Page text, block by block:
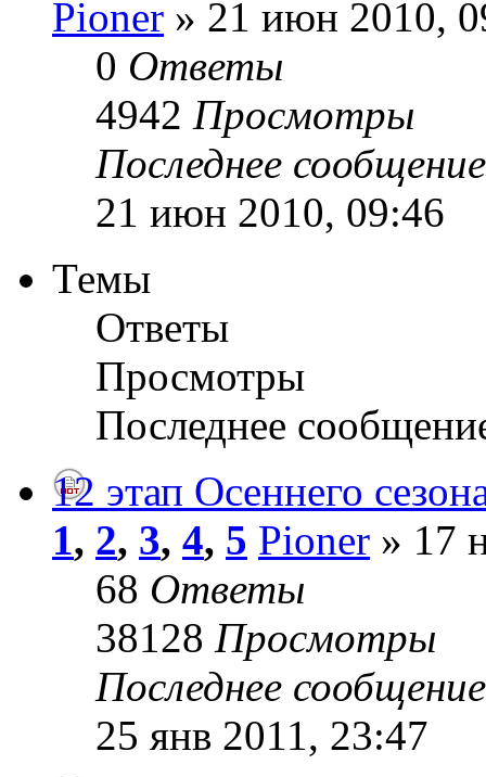
Pioner » 21 июн 2010,
0 Ответы
4942 Просмотры
Последнее
21 июн 2010, 09:46
Темы
Ответы
Просмотры
Последнее
12 этап Осеннего
1, 2, 3, 4, 5 Pioner » 17
68 Ответы
38128 Просмотры
Последнее
25 янв 2011, 23:47